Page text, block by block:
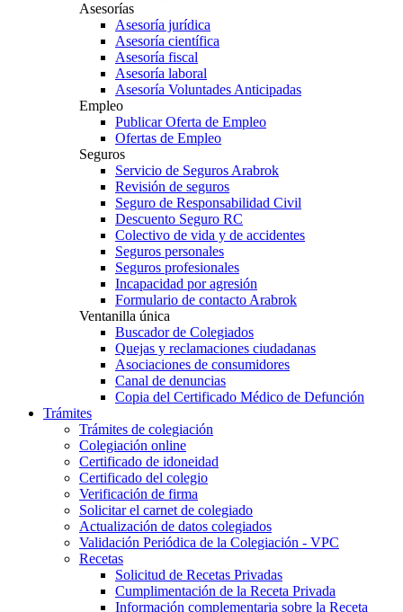
Asesorías
Asesoría jurídica
Asesoría científica
Asesoría fiscal
Asesoría laboral
Asesoría Voluntades Anticipadas
Empleo
Publicar Oferta de Empleo
Ofertas de Empleo
Seguros
Servicio de Seguros Arabrok
Revisión de seguros
Seguro de Responsabilidad Civil
Descuento Seguro RC
Colectivo de vida y de accidentes
Seguros personales
Seguros profesionales
Incapacidad por agresión
Formulario de contacto Arabrok
Ventanilla única
Buscador de Colegiados
Quejas y reclamaciones ciudadanas
Asociaciones de consumidores
Canal de denuncias
Copia del Certificado Médico de Defunción
Trámites
Trámites de colegiación
Colegiación online
Certificado de idoneidad
Certificado del colegio
Verificación de firma
Solicitar el carnet de colegiado
Actualización de datos colegiados
Validación Periódica de la Colegiación - VPC
Recetas
Solicitud de Recetas Privadas
Cumplimentación de la Receta Privada
Información complementaria sobre la Receta